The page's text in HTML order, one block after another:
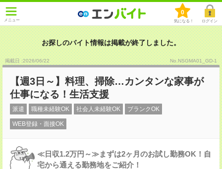
メニュー
0
気になる！ ログイン
お探しのバイト情報は掲載が終了しました。
掲載日 :2026/06/22 No.NSGMA01_GD-1
【週3日～】料理、掃除…カンタンな家事が
仕事になる！生活支援
派遣 職種未経験OK 社会人未経験OK ブランクOK
WEB登録・面接OK
≪日収1.2万円～≫まずは2ヶ月のお試し勤務OK！自
宅から通える勤務地をご紹介！